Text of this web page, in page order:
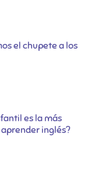
el chupete a los
es la más
inglés?